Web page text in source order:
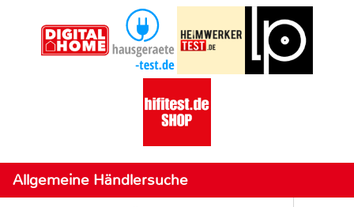
Allgemeine Händlersuche